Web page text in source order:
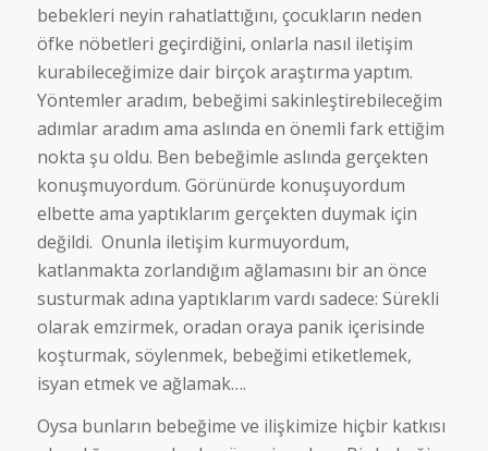
bebekleri neyin rahatlattığını, çocukların neden
öfke nöbetleri geçirdiğini, onlarla nasıl iletişim
kurabileceğimize dair birçok araştırma yaptım.
Yöntemler aradım, bebeğimi sakinleştirebileceğim
adımlar aradım ama aslında en önemli fark ettiğim
nokta şu oldu. Ben bebeğimle aslında gerçekten
konuşmuyordum. Görünürde konuşuyordum
elbette ama yaptıklarım gerçekten duymak için
değildi. Onunla iletişim kurmuyordum,
katlanmakta zorlandığım ağlamasını bir an önce
susturmak adına yaptıklarım vardı sadece: Sürekli
olarak emzirmek, oradan oraya panik içerisinde
koşturmak, söylenmek, bebeğimi etiketlemek,
isyan etmek ve ağlamak….
Oysa bunların bebeğime ve ilişkimize hiçbir katkısı